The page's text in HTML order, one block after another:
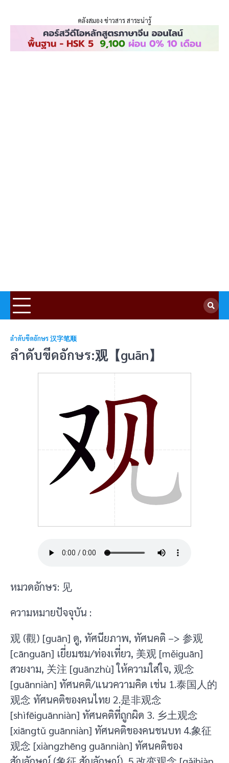
คลังสมอง ข่าวสาร สาระน่ารู้
ลำดับขีดอักษร 汉字笔顺
ลำดับขีดอักษร:观【guān】
หมวดอักษร: 见
ความหมายปัจจุบัน :
观 (觀) [guān] ดู, ทัศนียภาพ, ทัศนคติ –> 参观
[cānguān] เยี่ยมชม/ท่องเที่ยว, 美观 [měiguān]
สวยงาม, 关注 [guānzhù] ให้ความใส่ใจ, 观念
[guānniàn] ทัศนคติ/แนวความคิด เช่น 1.泰国人的
观念 ทัศนคติของคนไทย 2.是非观念
[shìfēiguānniàn] ทัศนคติที่ถูกผิด 3. 乡土观念
[xiāngtǔ guānniàn] ทัศนคติของคนชนบท 4.象征
观念 [xiàngzhēng guānniàn] ทัศนคติของ